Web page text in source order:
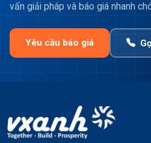
vấn giải pháp và báo giá nhanh
Yêu cầu báo giá